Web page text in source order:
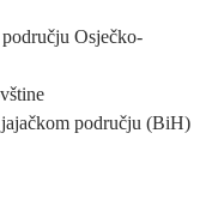
Osječko-
području (BiH)